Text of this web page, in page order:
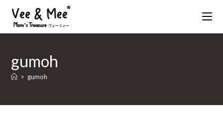
contentgumoh
> gumoh